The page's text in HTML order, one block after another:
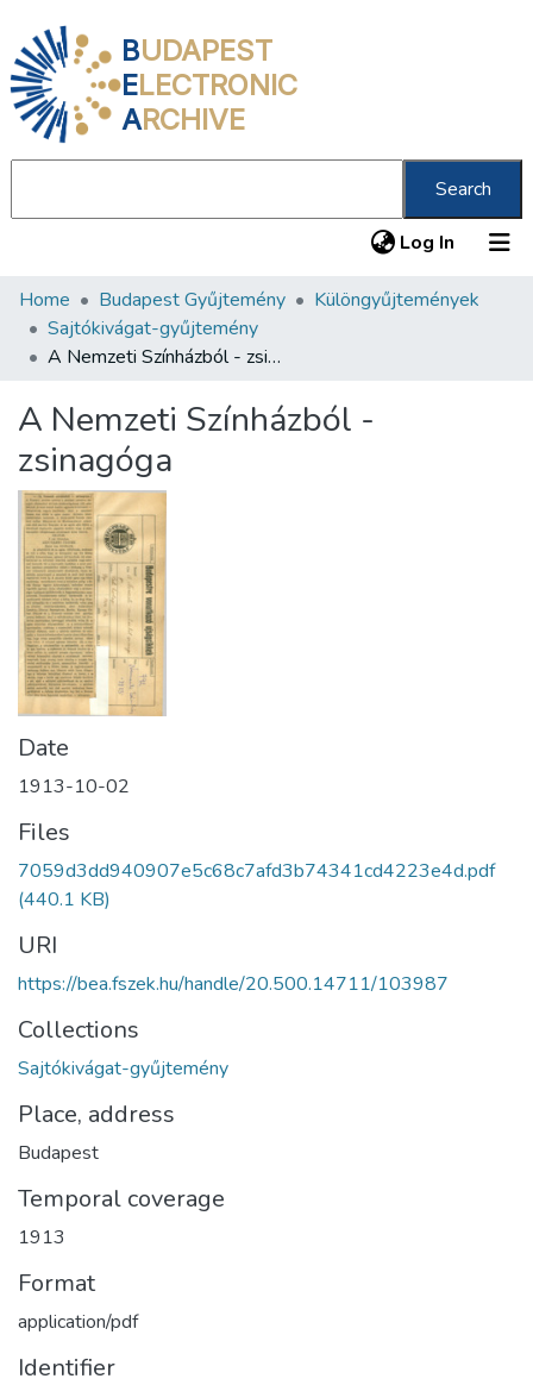
BUDAPEST
ELECTRONIC
ARCHIVE
Search
Log In (current)
Communities & Collections
All of DSpace
About us
Home Budapest Gyűjtemény
Különgyűjtemények
Sajtókivágat-gyűjtemény
A Nemzeti Színházból - zsinagóga
A Nemzeti Színházból -
zsinagóga
Date
1913-10-02
Files
7059d3dd940907e5c68c7afd3b74341cd4223e4d.pdf
(440.1 KB)
URI
https://bea.fszek.hu/handle/20.500.14711/103987
Collections
Sajtókivágat-gyűjtemény
Place, address
Budapest
Temporal coverage
1913
Format
application/pdf
Identifier